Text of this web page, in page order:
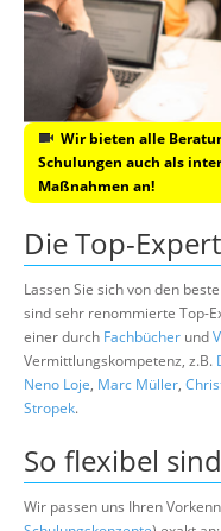
Wir bieten alle
Schulungen auch als
Maßnahmen an!
Die Top-
Lassen Sie sich von den
sind sehr renommierte Top-
einer durch Fachbücher und
Vermittlungskompetenz, z.B.
Neno Loje, Marc Müller,
Stropek.
So flexibel
Wir passen uns Ihren